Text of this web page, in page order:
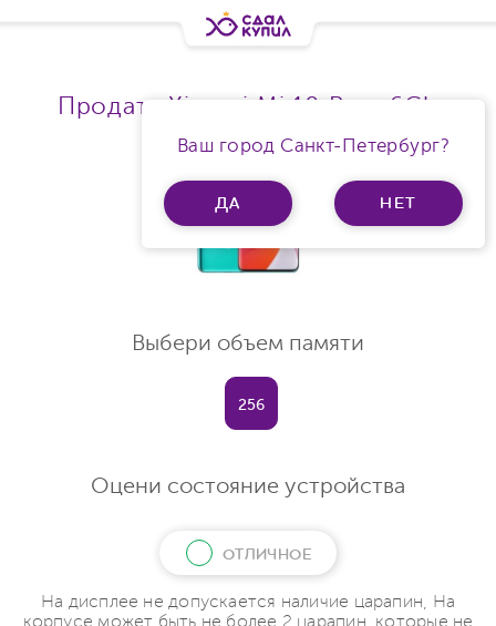
Ваш город Санкт-Петербург?
ДА НЕТ
Продать Xiaomi Mi 10 Ram 6Gb
Выбери объем памяти
256
Оцени состояние устройства
ОТЛИЧНОЕ
На дисплее не допускается наличие царапин, На
корпусе может быть не более 2 царапин, которые не